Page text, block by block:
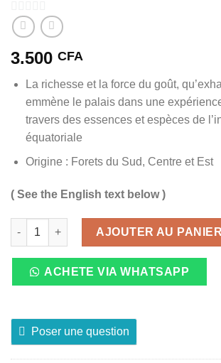
0
sur
5
3.500 CFA
La richesse et la force du goût,
emmène le palais dans une
travers des essences et espèces de
équatoriale
Origine : Forets du Sud, Centre et Est
( See the English text below )
quantité de Miel des Forêts 250g
AJOUTER AU PANIER
ACHETE VIA WHATSAPP
Poser une question